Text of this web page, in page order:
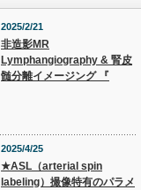
2025/2/21
非造影MR
Lymphangiography & 腎皮
髄分離イメージング 『
2025/4/25
★ASL（arterial spin
labeling）撮像特有のパラメ